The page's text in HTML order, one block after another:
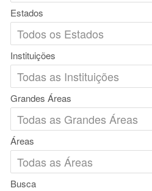
Estados
Instituições
Grandes Áreas
Áreas
Busca